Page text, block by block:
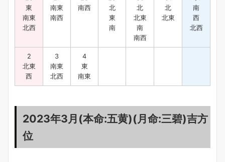
東
南東
北西
南東
南西
南西
北
東
南
北
北東
南
南西
北
北東
南
西
北西
2
北東
西
3
南東
北西
4
東
南東
2023年3月(本命:五黄)(月命:三碧)吉方
位